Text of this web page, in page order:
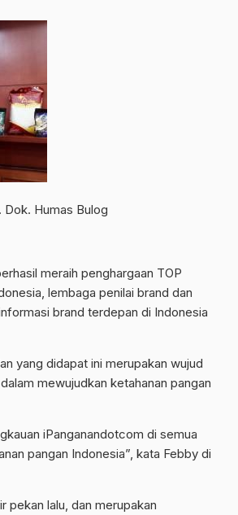
Humas Bulog
meraih penghargaan TOP
lembaga penilai brand dan
brand terdepan di Indonesia
yang didapat ini merupakan wujud
mewujudkan ketahanan pangan
iPanganandotcom di semua
pangan Indonesia”, kata Febby di
pekan lalu, dan merupakan